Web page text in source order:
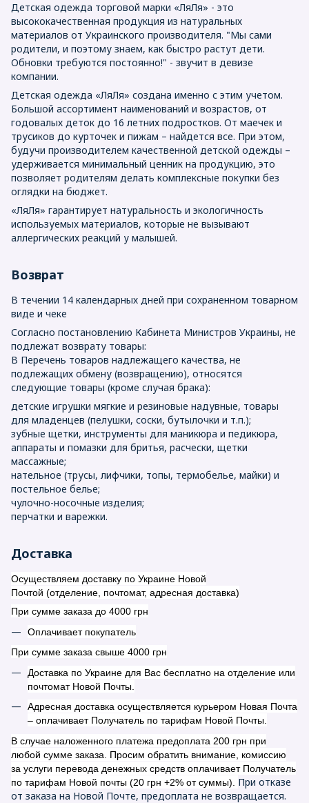
Детская одежда торговой марки «ЛяЛя» - это
высококачественная продукция из натуральных
материалов от Украинского производителя. "Мы сами
родители, и поэтому знаем, как быстро растут дети.
Обновки требуются постоянно!" - звучит в девизе
компании.
Детская одежда «ЛяЛя» создана именно с этим учетом.
Большой ассортимент наименований и возрастов, от
годовалых деток до 16 летних подростков. От маечек и
трусиков до курточек и пижам – найдется все. При этом,
будучи производителем качественной детской одежды –
удерживается минимальный ценник на продукцию, это
позволяет родителям делать комплексные покупки без
оглядки на бюджет.
«ЛяЛя» гарантирует натуральность и экологичность
используемых материалов, которые не вызывают
аллергических реакций у малышей.
Возврат
В течении 14 календарных дней при сохраненном товарном
виде и чеке
Согласно постановлению Кабинета Министров Украины, не
подлежат возврату товары:
В Перечень товаров надлежащего качества, не
подлежащих обмену (возвращению), относятся
следующие товары (кроме случая брака):
детские игрушки мягкие и резиновые надувные, товары
для младенцев (пелушки, соски, бутылочки и т.п.);
зубные щетки, инструменты для маникюра и педикюра,
аппараты и помазки для бритья, расчески, щетки
массажные;
нательное (трусы, лифчики, топы, термобелье, майки) и
постельное белье;
чулочно-носочные изделия;
перчатки и варежки.
Доставка
Осуществляем доставку по Украине Новой
Почтой (отделение, почтомат, адресная доставка)
При сумме заказа до 4000 грн
Оплачивает покупатель
При сумме заказа свыше 4000 грн
Доставка по Украине для Вас бесплатно на отделение или
почтомат Новой Почты.
Адресная доставка осуществляется курьером Новая Почта
– оплачивает Получатель по тарифам Новой Почты.
В случае наложенного платежа предоплата 200 грн при
любой сумме заказа. Просим обратить внимание, комиссию
за услуги перевода денежных средств оплачивает Получатель
по тарифам Новой почты (20 грн +2% от суммы). При отказе
от заказа на Новой Почте, предоплата не возвращается.